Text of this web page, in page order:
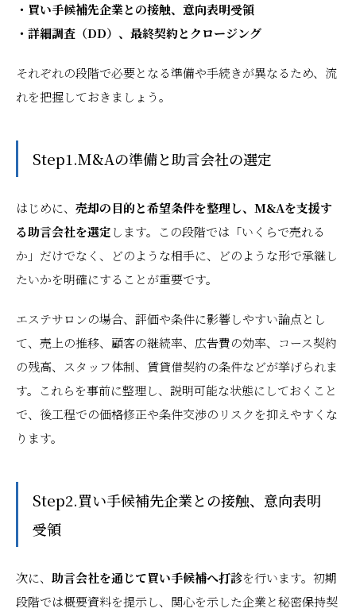
・買い手候補先企業との接触、意向表明受領
・詳細調査（DD）、最終契約とクロージング
それぞれの段階で必要となる準備や手続きが異なるため、流
れを把握しておきましょう。
Step1.M&Aの準備と助言会社の選定
はじめに、 売却の目的と希望条件を整理し、M&Aを支援す
る助言会社を選定します。この段階では「いくらで売れる
か」だけでなく、どのような相手に、どのような形で承継し
たいかを明確にすることが重要です。
エステサロンの場合、評価や条件に影響しやすい論点とし
て、売上の推移、顧客の継続率、広告費の効率、コース契約
の残高、スタッフ体制、賃貸借契約の条件などが挙げられま
す。これらを事前に整理し、説明可能な状態にしておくこと
で、後工程での価格修正や条件交渉のリスクを抑えやすくな
ります。
Step2.買い手候補先企業との接触、意向表明
受領
次に、 助言会社を通じて買い手候補へ打診を行います。初期
段階では概要資料を提示し、関心を示した企業と秘密保持契